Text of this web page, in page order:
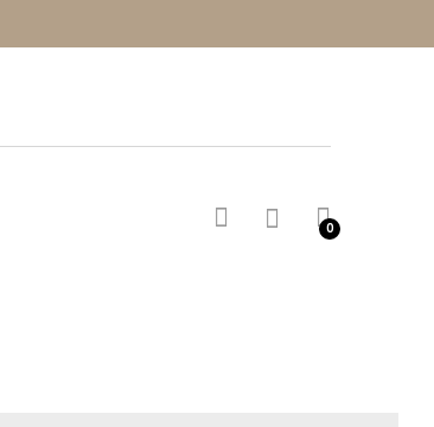
0